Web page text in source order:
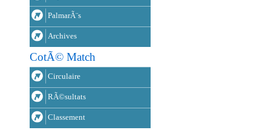
PalmarÃ¨s
Archives
CotÃ© Match
Circulaire
RÃ©sultats
Classement